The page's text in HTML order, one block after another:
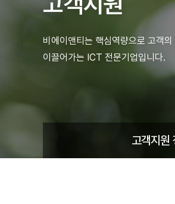
비에이앤티는 핵심역량으로 고객
이끌어가는 ICT 전문기업입니다.
고객지원